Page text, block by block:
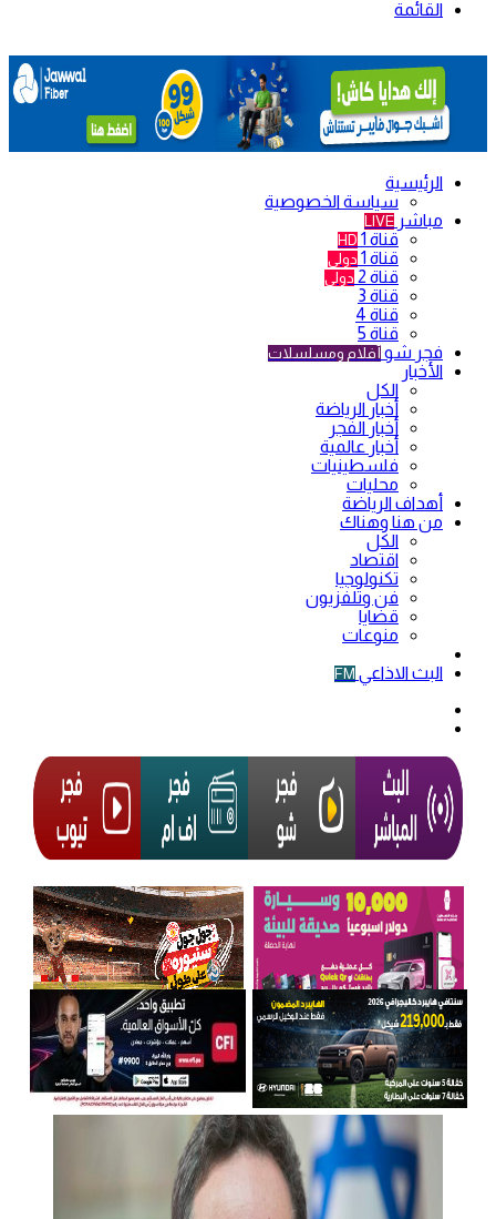
القائمة
الرئيسية
سياسة الخصوصية
مباشر LIVE
قناة 1 HD
قناة 1 دولي
قناة 2 دولي
قناة 3
قناة 4
قناة 5
فجر شو أفلام ومسلسلات
الأخبار
الكل
أخبار الرياضة
أخبار الفجر
أخبار عالمية
فلسطينيات
محليات
أهداف الرياضة
من هنا وهناك
الكل
اقتصاد
تكنولوجيا
فن وتلفزيون
قضايا
منوعات
البث الاذاعي FM